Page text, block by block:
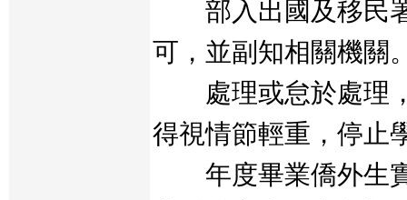
部入出國及移民署
可，並副知相關機關
處理或怠於處理，
得視情節輕重，停止
年度畢業僑外生實